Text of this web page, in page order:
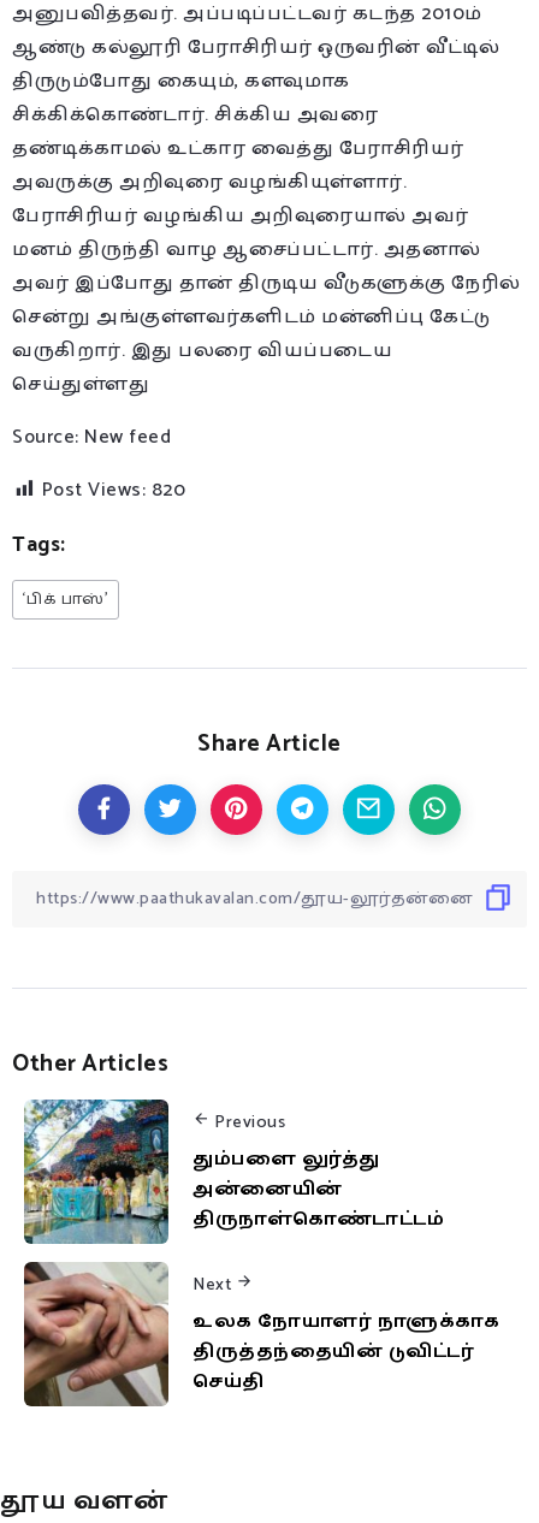
அனுபவித்தவர். அப்படிப்பட்டவர் கடந்த 2010ம்
ஆண்டு கல்லூரி பேராசிரியர் ஒருவரின் வீட்டில்
திருடும்போது கையும், களவுமாக
சிக்கிக்கொண்டார். சிக்கிய அவரை
தண்டிக்காமல் உட்கார வைத்து பேராசிரியர்
அவருக்கு அறிவுரை வழங்கியுள்ளார்.
பேராசிரியர் வழங்கிய அறிவுரையால் அவர்
மனம் திருந்தி வாழ ஆசைப்பட்டார். அதனால்
அவர் இப்போது தான் திருடிய வீடுகளுக்கு நேரில்
சென்று அங்குள்ளவர்களிடம் மன்னிப்பு கேட்டு
வருகிறார். இது பலரை வியப்படைய
செய்துள்ளது
Source: New feed
Post Views: 820
Tags:
‘பிக் பாஸ்’
Share Article
Other Articles
Previous
தும்பளை லுர்த்து
அன்னையின்
திருநாள்கொண்டாட்டம்
Next
உலக நோயாளர் நாளுக்காக
திருத்தந்தையின் டுவிட்டர்
செய்தி
தூய வளன்